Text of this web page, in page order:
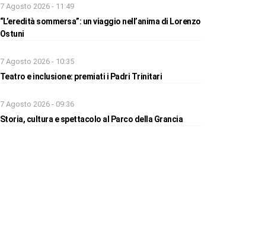
7 Agosto 2026 - 11:49
“L’eredità sommersa”: un viaggio nell’anima di Lorenzo
Ostuni
7 Agosto 2026 - 10:35
Teatro e inclusione: premiati i Padri Trinitari
7 Agosto 2026 - 09:36
Storia, cultura e spettacolo al Parco della Grancia